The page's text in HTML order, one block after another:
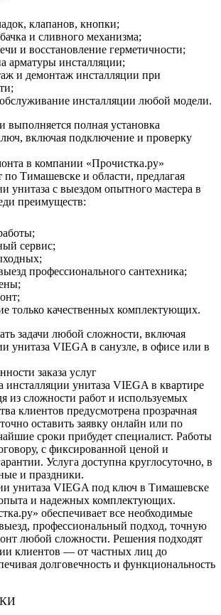
клапанов, кнопки;
и сливного механизма;
и восстановление герметичности;
арматуры инсталляции;
и демонтаж инсталляции при
инсталляции любой модели.
выполняется полная установка
включая подключение и проверку
в компании «Прочистка.ру»
по Тимашевске и области, предлагая
унитаза с выездом опытного мастера в
преимуществ:
сервис;
профессионального сантехника;
только качественных комплектующих.
задачи любой сложности, включая
унитаза VIEGA в санузле, в офисе или в
заказа услуг
инсталляции унитаза VIEGA в квартире
из сложности работ и используемых
клиентов предусмотрена прозрачная
оставить заявку онлайн или по
сроки прибудет специалист. Работы
с фиксированной ценой и
Услуга доступна круглосуточно, в
и праздники.
унитаза VIEGA под ключ в Тимашевске
опыта и надежных комплектующих.
обеспечивает все необходимые
профессиональный подход, точную
любой сложности. Решения подходят
клиентов — от частных лиц до
долговечность и функциональность